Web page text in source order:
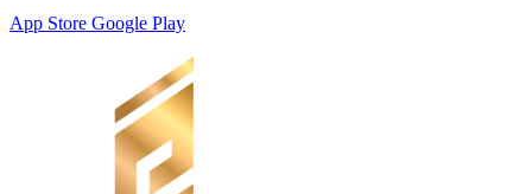
App Store Google Play